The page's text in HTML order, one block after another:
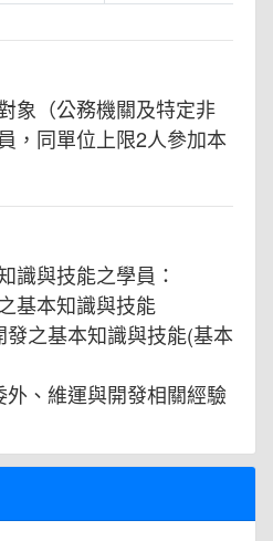
象（公務機關及特定非
，同單位上限2人參加本
識與技能之學員：
基本知識與技能
之基本知識與技能(基本
、維運與開發相關經驗